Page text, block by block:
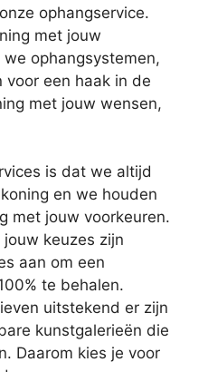
ophangservice.
met jouw
ophangsystemen,
voor een haak in de
met jouw wensen,
is dat we altijd
en we houden
met jouw voorkeuren.
keuzes zijn
aan om een
te behalen.
uitstekend er zijn
kunstgalerieën die
Daarom kies je voor